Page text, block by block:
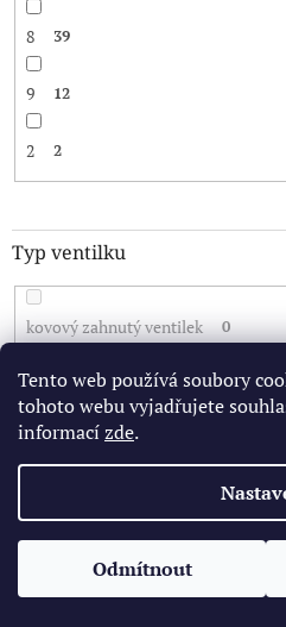
Tento web používá soubory
tohoto webu vyjadřujete
informacízde.
Odmítnout
8 39
9 12
2 2
Typ ventilku
kovový zahnutý ventilek 0
gumový ventilek 0
kovový rovný ventilek
V